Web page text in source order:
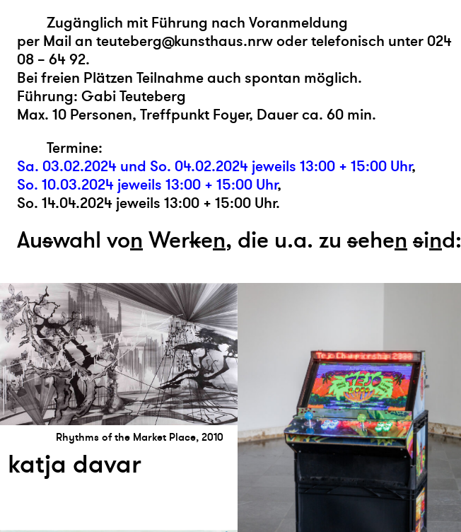
Zugänglich mit Führung nach Voranmeldung
per Mail an teuteberg@kunsthaus.nrw oder telefonisch unter 024
08 – 64 92.
Bei freien Plätzen Teilnahme auch spontan möglich.
Führung: Gabi Teuteberg
Max. 10 Personen, Treffpunkt Foyer, Dauer ca. 60 min.
Termine:
Sa. 03.02.2024 und So. 04.02.2024 jeweils 13:00 + 15:00 Uhr,
So. 10.03.2024 jeweils 13:00 + 15:00 Uhr,
So. 14.04.2024 jeweils 13:00 + 15:00 Uhr.
Auswahl vonWerken, die u.a. zu sehensind:
Rhythms of the Market Place, 2010
katja davar